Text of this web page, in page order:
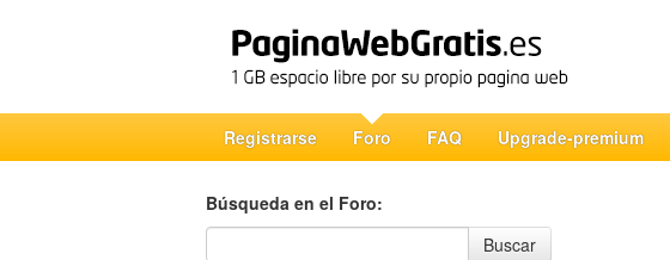
Registrarse Foro FAQ Upgrade-premium
Búsqueda en el Foro:
Búsqueda en el Foro
Buscar